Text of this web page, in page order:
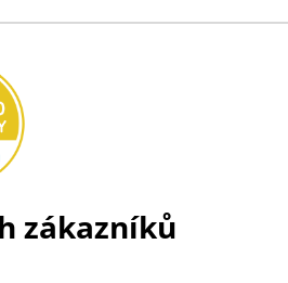
zákazníků